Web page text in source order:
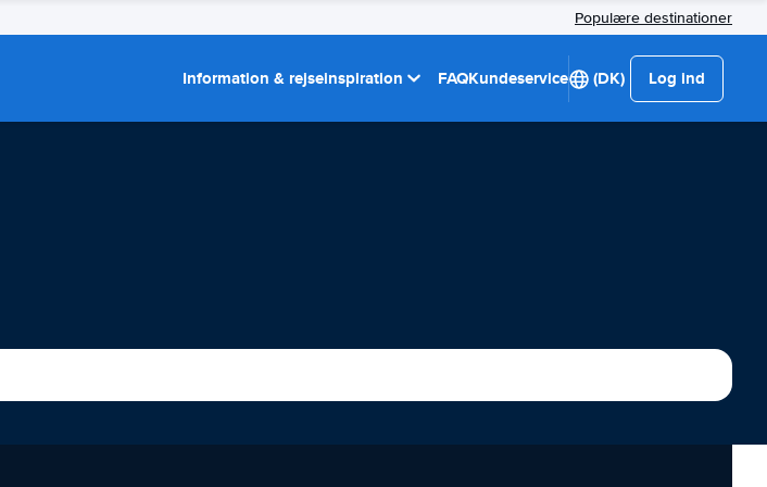
Populære destinationer
Information & rejseinspiration FAQKundeservice (DK) Log ind